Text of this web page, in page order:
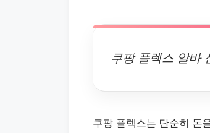
쿠팡 플렉스 알바
쿠팡 플렉스는 단순히 돈